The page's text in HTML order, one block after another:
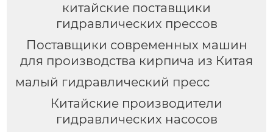
китайские поставщики
гидравлических прессов
Поставщики современных машин
для производства кирпича из Китая
малый гидравлический пресс
Китайские производители
гидравлических насосов